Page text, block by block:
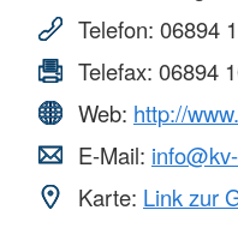
Telefon: 06894
Telefax: 06894
Web: http://
E-Mail:
Karte: Link zur